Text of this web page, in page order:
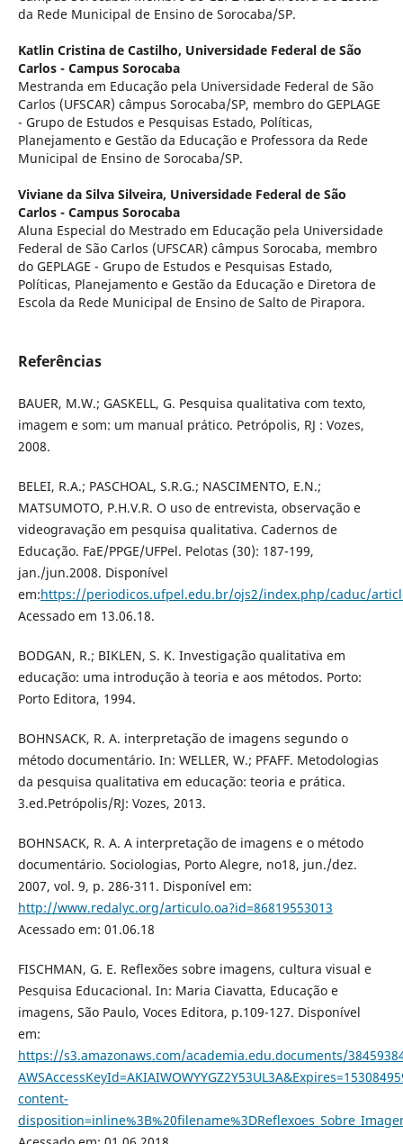
da Rede Municipal de Ensino de Sorocaba/SP.
Katlin Cristina de Castilho, Universidade Federal de São
Carlos - Campus Sorocaba
Mestranda em Educação pela Universidade Federal de São
Carlos (UFSCAR) câmpus Sorocaba/SP, membro do GEPLAGE
- Grupo de Estudos e Pesquisas Estado, Políticas,
Planejamento e Gestão da Educação e Professora da Rede
Municipal de Ensino de Sorocaba/SP.
Viviane da Silva Silveira, Universidade Federal de São
Carlos - Campus Sorocaba
Aluna Especial do Mestrado em Educação pela Universidade
Federal de São Carlos (UFSCAR) câmpus Sorocaba, membro
do GEPLAGE - Grupo de Estudos e Pesquisas Estado,
Políticas, Planejamento e Gestão da Educação e Diretora de
Escola da Rede Municipal de Ensino de Salto de Pirapora.
Referências
BAUER, M.W.; GASKELL, G. Pesquisa qualitativa com texto,
imagem e som: um manual prático. Petrópolis, RJ : Vozes,
2008.
BELEI, R.A.; PASCHOAL, S.R.G.; NASCIMENTO, E.N.;
MATSUMOTO, P.H.V.R. O uso de entrevista, observação e
videogravação em pesquisa qualitativa. Cadernos de
Educação. FaE/PPGE/UFPel. Pelotas (30): 187-199,
jan./jun.2008. Disponível
em:https://periodicos.ufpel.edu.br/ojs2/index.php/caduc/
Acessado em 13.06.18.
BODGAN, R.; BIKLEN, S. K. Investigação qualitativa em
educação: uma introdução à teoria e aos métodos. Porto:
Porto Editora, 1994.
BOHNSACK, R. A. interpretação de imagens segundo o
método documentário. In: WELLER, W.; PFAFF. Metodologias
da pesquisa qualitativa em educação: teoria e prática.
3.ed.Petrópolis/RJ: Vozes, 2013.
BOHNSACK, R. A. A interpretação de imagens e o método
documentário. Sociologias, Porto Alegre, no18, jun./dez.
2007, vol. 9, p. 286-311. Disponível em:
http://www.redalyc.org/articulo.oa?id=86819553013
Acessado em: 01.06.18
FISCHMAN, G. E. Reflexões sobre imagens, cultura visual e
Pesquisa Educacional. In: Maria Ciavatta, Educação e
imagens, São Paulo, Voces Editora, p.109-127. Disponível
em:
https://s3.amazonaws.com/academia.edu.documents/
content-